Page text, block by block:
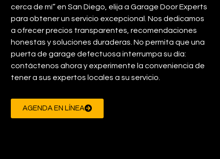
cerca de mí” en San Diego, elija a Garage Door Experts
para obtener un servicio excepcional. Nos dedicamos
a ofrecer precios transparentes, recomendaciones
honestas y soluciones duraderas. No permita que una
puerta de garage defectuosa interrumpa su día:
contáctenos ahora y experimente la conveniencia de
tener a sus expertos locales a su servicio.
AGENDA EN LÍNEA